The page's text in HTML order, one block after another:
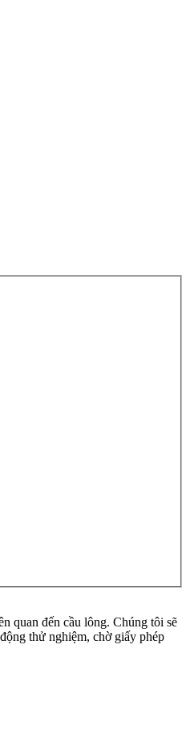
quan đến cầu lông. Chúng tôi sẽ
thử nghiệm, chờ giấy phép